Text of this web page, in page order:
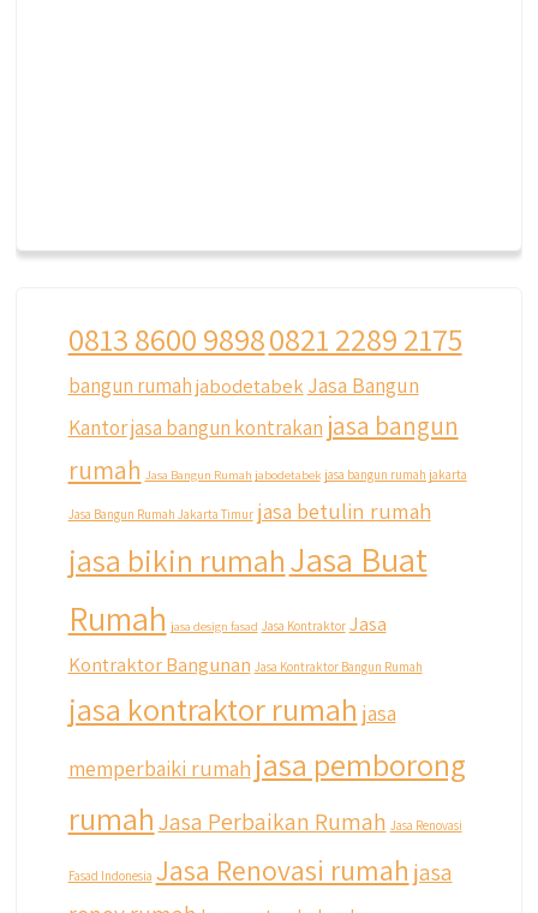
0813 8600 98980821 2289 2175
bangun rumahjabodetabek Jasa Bangun
Kantorjasa bangun kontrakan jasa bangun
rumah Jasa Bangun Rumah jabodetabek jasa bangun rumah jakarta
Jasa Bangun Rumah Jakarta Timur jasa betulin rumah
jasa bikin rumahJasa Buat
Rumah jasa design fasad Jasa Kontraktor Jasa
Kontraktor Bangunan Jasa Kontraktor Bangun Rumah
jasa kontraktor rumah jasa
memperbaiki rumah jasa pemborong
rumahJasa Perbaikan Rumah Jasa Renovasi
Fasad Indonesia Jasa Renovasi rumah jasa